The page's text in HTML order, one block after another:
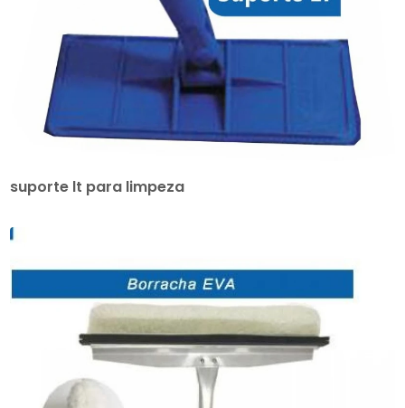
suporte lt para limpeza